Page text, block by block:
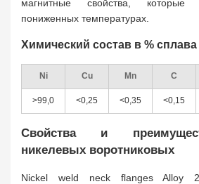
магнитные свойства, которые
пониженных температурах.
Химический состав в % сплава
Ni Cu Mn C
>99,0 <0,25 <0,35 <0,15
Свойства и
никелевых воротниковых
Nickel weld neck flanges Alloy